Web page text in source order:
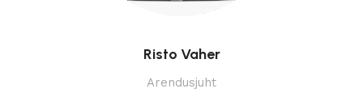
Risto Vaher
Arendusjuht